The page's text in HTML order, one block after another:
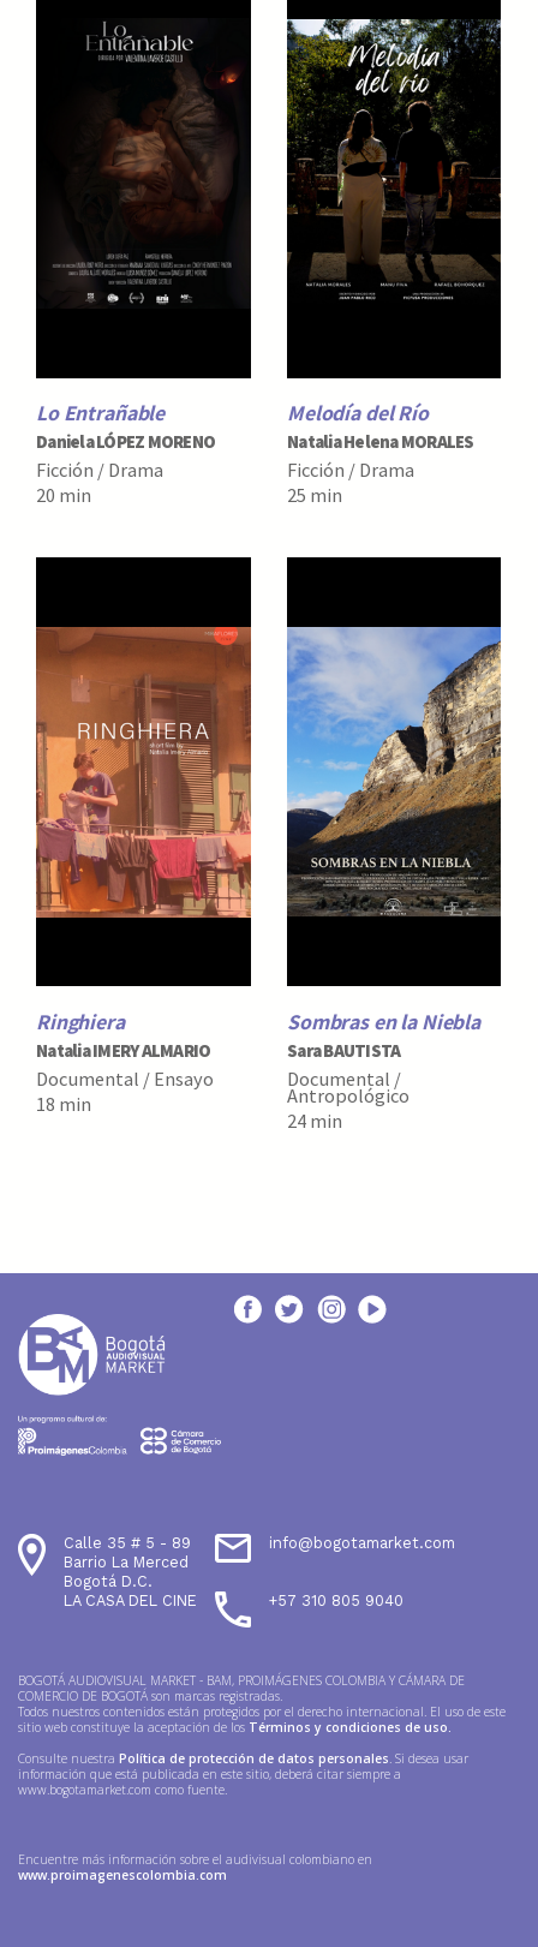
Lo Entrañable
Daniela LÓPEZ MORENO
Ficción / Drama
20 min
Melodía del Río
Natalia Helena MORALES
Ficción / Drama
25 min
Ringhiera
Natalia IMERY ALMARIO
Documental / Ensayo
18 min
Sombras en la Niebla
Sara BAUTISTA
Documental /
Antropológico
24 min
Calle 35 # 5 - 89
Barrio La Merced
Bogotá D.C.
LA CASA DEL CINE
info@bogotamarket.com
+57 310 805 9040
BOGOTÁ AUDIOVISUAL MARKET - BAM, PROIMÁGENES COLOMBIA Y CÁMARA DE
COMERCIO DE BOGOTÁ son marcas registradas.
Todos nuestros contenidos están protegidos por el derecho internacional. El uso de este
sitio web constituye la aceptación de los Términos y condiciones de uso.
Consulte nuestra Política de protección de datos personales. Si desea usar
información que está publicada en este sitio, deberá citar siempre a
www.bogotamarket.com como fuente.
Encuentre más información sobre el audivisual colombiano en
www.proimagenescolombia.com